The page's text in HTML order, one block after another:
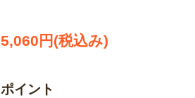
5,060円(税込み)
ポイント